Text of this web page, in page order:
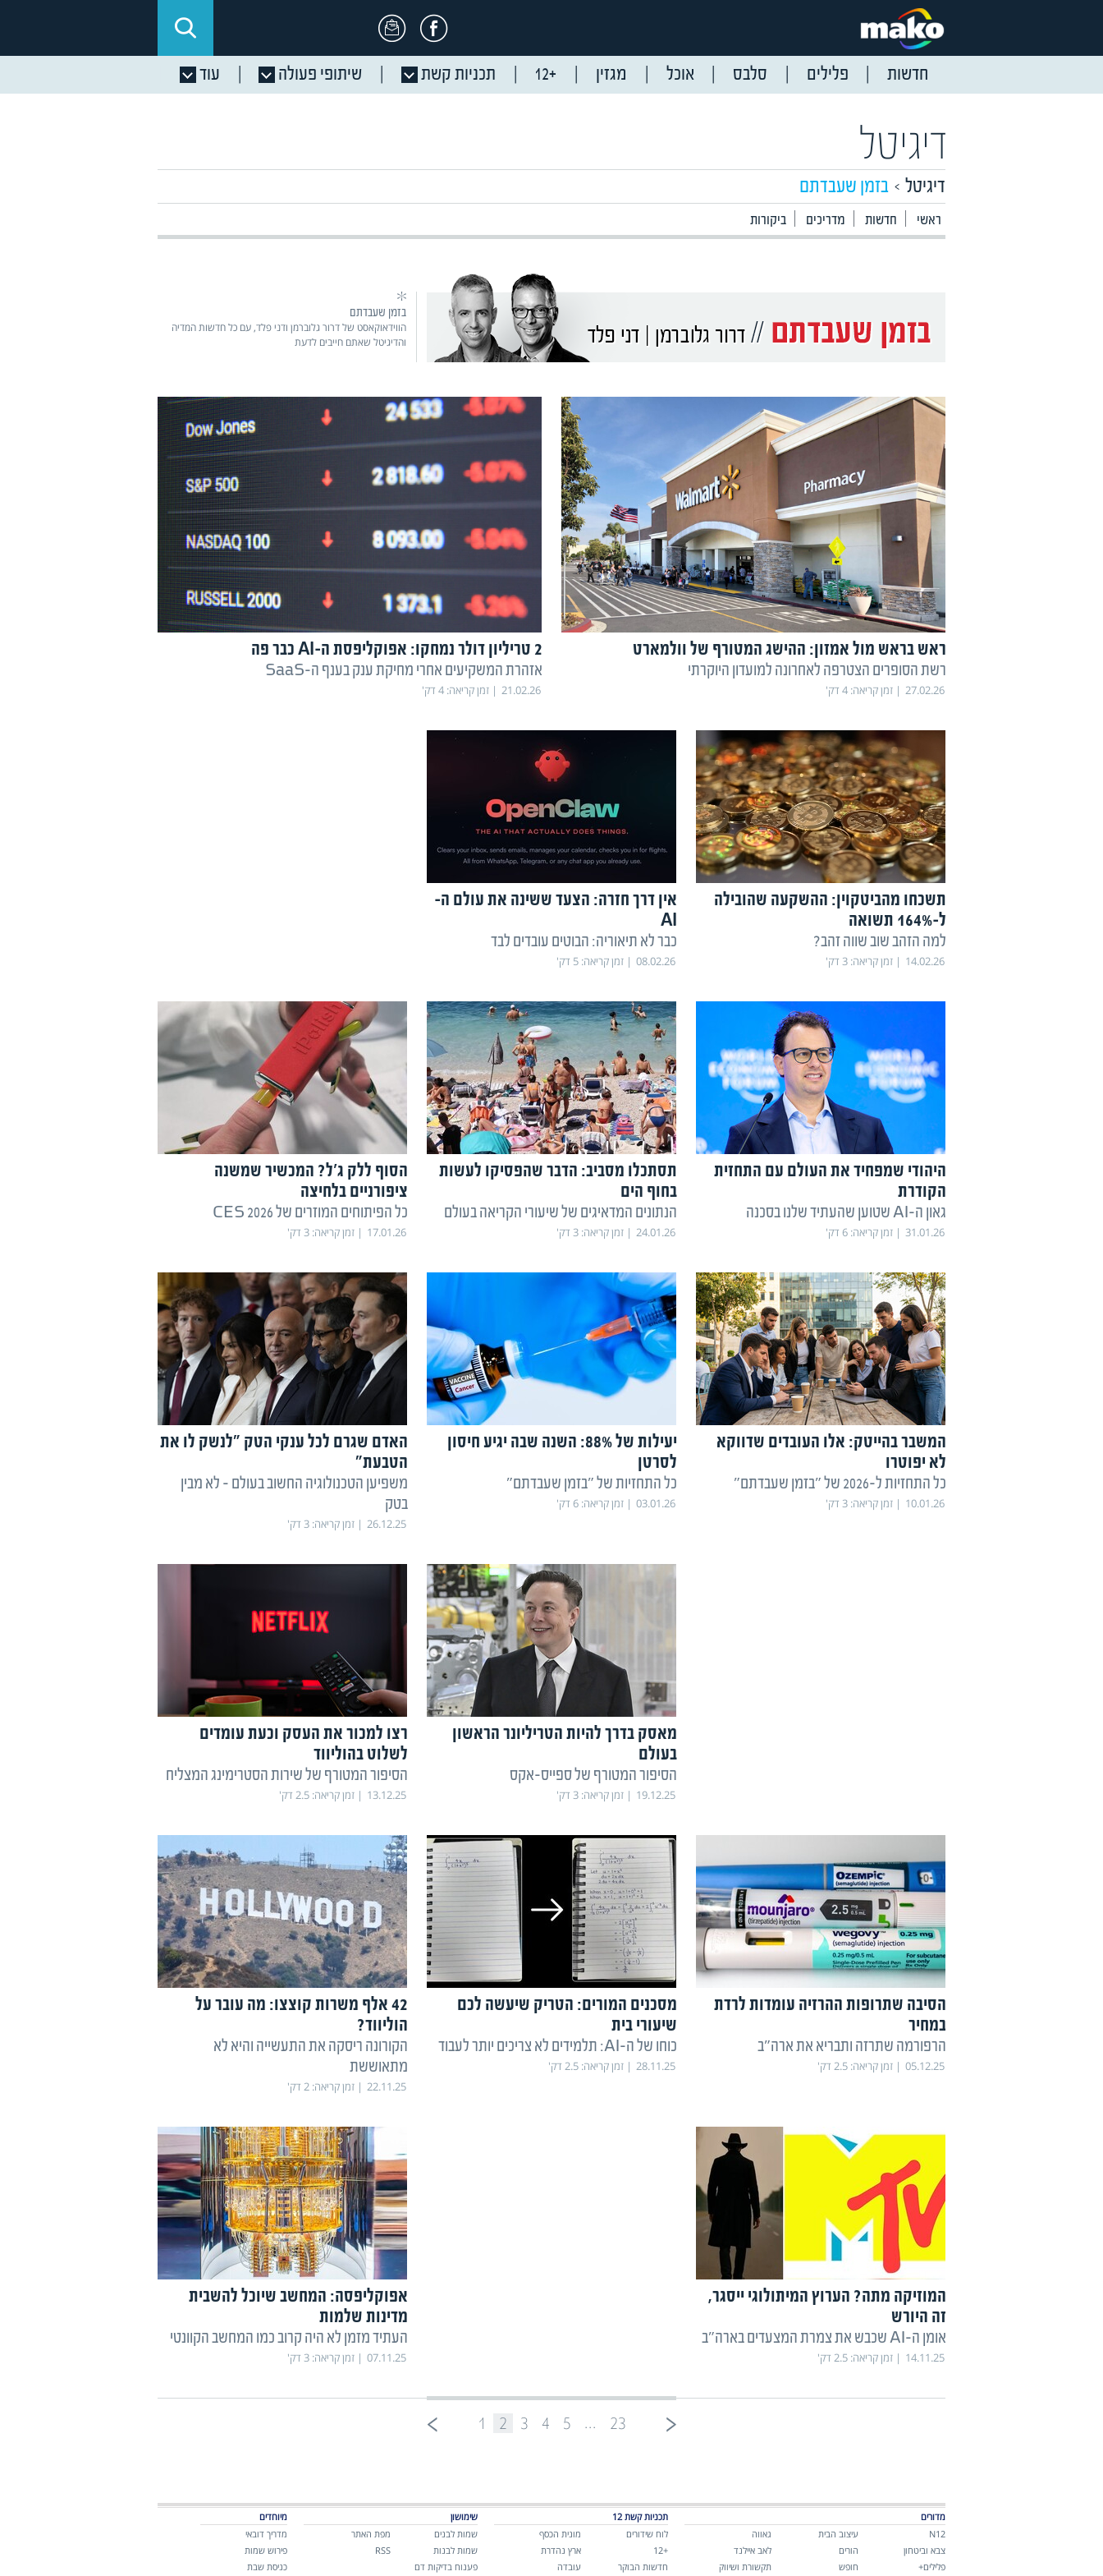
חדשות פלילים סלבס אוכל מגזין +12 תכניות קשת שיתופי פעולה עוד
דיגיטל
דיגיטל בזמן שעבדתם
ראשי חדשות מדריכים ביקורות
בזמן שעבדתם
הווידאוקאסט של דרור גלוברמן ודני פלד, עם כל חדשות המדיה
והדיגיטל שאתם חייבים לדעת
ראש בראש מול אמזון: ההישג המטורף של וולמארט
רשת הסופרים הצטרפה לאחרונה למועדון היוקרתי
27.02.26 זמן קריאה:4 דק'
2 טריליון דולר נמחקו: אפוקליפסת ה-AI כבר פה
אזהרת המשקיעים אחרי מחיקת ענק בענף ה-SaaS
21.02.26 זמן קריאה:4 דק'
תשכחו מהביטקוין: ההשקעה שהובילה
ל-164% תשואה
למה הזהב שוב שווה זהב?
14.02.26 זמן קריאה:3 דק'
אין דרך חזרה: הצעד ששינה את עולם ה-
AI
כבר לא תיאוריה: הבוטים עובדים לבד
08.02.26 זמן קריאה:5 דק'
היהודי שמפחיד את העולם עם התחזית
הקודרת
גאון ה-AI שטוען שהעתיד שלנו בסכנה
31.01.26 זמן קריאה:6 דק'
תסתכלו מסביב: הדבר שהפסיקו לעשות
בחוף הים
הנתונים המדאיגים של שיעורי הקריאה בעולם
24.01.26 זמן קריאה:3 דק'
הסוף ללק ג'ל? המכשיר שמשנה
ציפורניים בלחיצה
כל הפיתוחים המוזרים של CES 2026
17.01.26 זמן קריאה:3 דק'
המשבר בהייטק: אלו העובדים שדווקא
לא יפוטרו
כל התחזיות ל-2026 של "בזמן שעבדתם"
10.01.26 זמן קריאה:3 דק'
יעילות של 88%: השנה שבה יגיע חיסון
לסרטן
כל התחזיות של "בזמן שעבדתם"
03.01.26 זמן קריאה:6 דק'
האדם שגרם לכל ענקי הטק "לנשק לו את
הטבעת"
משפיען הטכנולוגיה החשוב בעולם - לא מבין
בטק
26.12.25 זמן קריאה:3 דק'
מאסק בדרך להיות הטריליונר הראשון
בעולם
הסיפור המטורף של ספייס-אקס
19.12.25 זמן קריאה:3 דק'
רצו למכור את העסק וכעת עומדים
לשלוט בהוליווד
הסיפור המטורף של שירות הסטרימינג המצליח
13.12.25 זמן קריאה:2.5 דק'
הסיבה שתרופות ההרזיה עומדות לרדת
במחיר
הרפורמה שתרזה ותבריא את ארה"ב
05.12.25 זמן קריאה:2.5 דק'
מסכנים המורים: הטריק שיעשה לכם
שיעורי בית
כוחו של ה-AI: תלמידים לא צריכים יותר לעבוד
28.11.25 זמן קריאה:2.5 דק'
42 אלף משרות קוצצו: מה עובר על
הוליווד?
הקורונה ריסקה את התעשייה והיא לא
מתאוששת
22.11.25 זמן קריאה:2 דק'
המוזיקה מתה? הערוץ המיתולוגי ייסגר,
זה היורש
אומן ה-AI שכבש את צמרת המצעדים בארה"ב
14.11.25 זמן קריאה:2.5 דק'
אפוקליפסה: המחשב שיוכל להשבית
מדינות שלמות
העתיד מזמן לא היה קרוב כמו המחשב הקוונטי
07.11.25 זמן קריאה:3 דק'
1 2 3 4 5 ... 23
מדורים
N12
צבא וביטחון
פלילים+
עיצוב הבית
הורים
חופש
גאווה
לאב איילנד
תקשורת ושיווק
תכניות קשת 12
לוח שידורים
+12
חדשות הבוקר
מונית הכסף
ארץ נהדרת
עובדה
שימושון
שמות לבנים
שמות לבנות
פענוח בדיקות דם
מפת האתר
RSS
מיוחדים
מדריך דובאי
פירוש שמות
כניסת שבת